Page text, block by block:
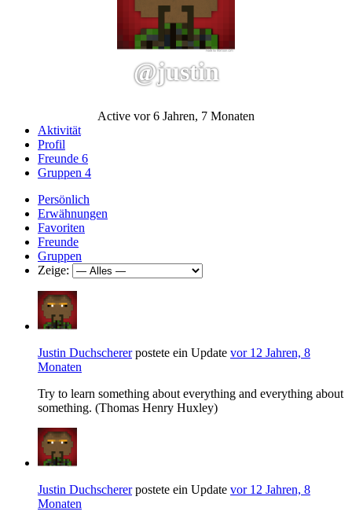
@justin
Active vor 6 Jahren, 7 Monaten
Aktivität
Profil
Freunde 6
Gruppen 4
Persönlich
Erwähnungen
Favoriten
Freunde
Gruppen
Zeige:
Justin Duchschererpostete ein Update vor 12 Jahren, 8
Monaten
Try to learn something about everything and everything about
something. (Thomas Henry Huxley)
Justin Duchschererpostete ein Update vor 12 Jahren, 8
Monaten